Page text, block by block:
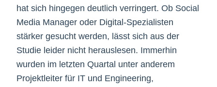
hat sich hingegen deutlich verringert. Ob Social
Media Manager oder Digital-Spezialisten
stärker gesucht werden, lässt sich aus der
Studie leider nicht herauslesen. Immerhin
wurden im letzten Quartal unter anderem
Projektleiter für IT und Engineering,